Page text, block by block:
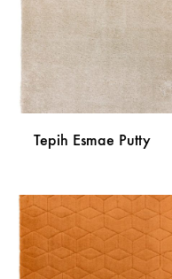
Tepih Esmae Putty